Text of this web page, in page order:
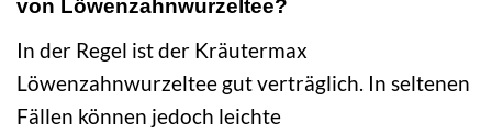
von Löwenzahnwurzeltee?
In der Regel ist der Kräutermax
Löwenzahnwurzeltee gut verträglich. In seltenen
Fällen können jedoch leichte